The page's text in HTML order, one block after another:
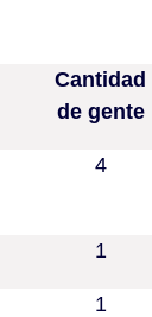
Cantidad
de gente
4
1
1